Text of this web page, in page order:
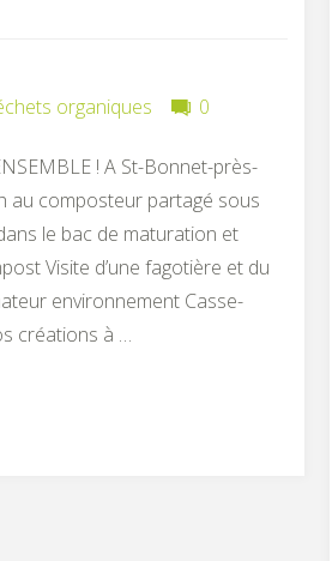
organiques 0
! A St-Bonnet-près-
au composteur partagé sous
le bac de maturation et
Visite d’une fagotière et du
environnement Casse-
créations à …